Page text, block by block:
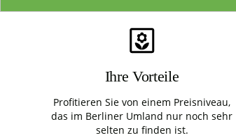
Ihre Vorteile
Profitieren Sie von einem Preisniveau,
das im Berliner Umland nur noch sehr
selten zu finden ist.